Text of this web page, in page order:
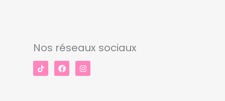
Nos réseaux sociaux
F
a
I
n